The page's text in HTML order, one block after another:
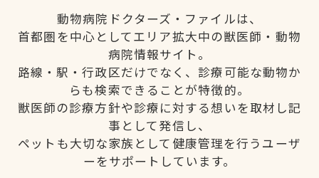
動物病院ドクターズ・ファイルは、
首都圏を中心としてエリア拡大中の獣医師・動物
病院情報サイト。
路線・駅・行政区だけでなく、診療可能な動物か
らも検索できることが特徴的。
獣医師の診療方針や診療に対する想いを取材し記
事として発信し、
ペットも大切な家族として健康管理を行うユーザ
ーをサポートしています。